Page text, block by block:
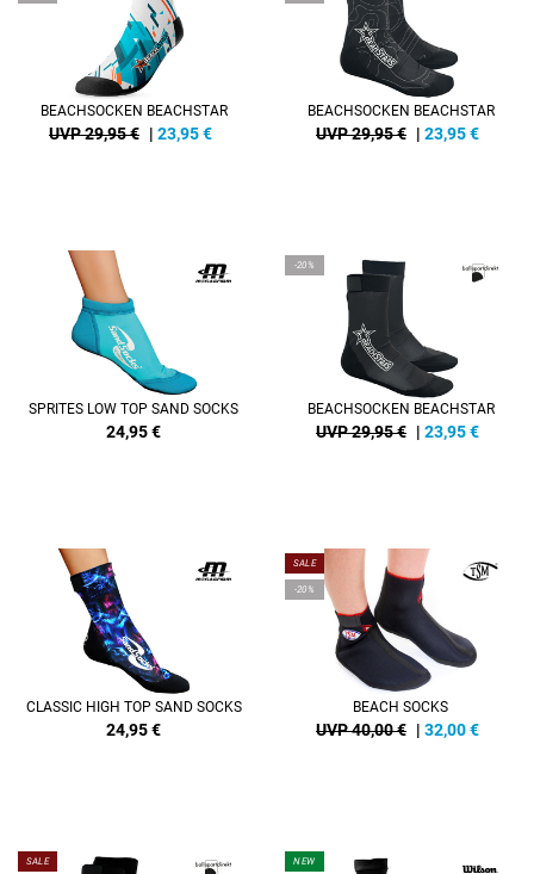
BEACHSOCKEN BEACHSTAR
UVP 29,95 € | 23,95€
BEACHSOCKEN BEACHSTAR
UVP 29,95 € | 23,95€
SPRITES LOW TOP SAND SOCKS
24,95€
-20%
BEACHSOCKEN BEACHSTAR
UVP 29,95 € | 23,95€
CLASSIC HIGH TOP SAND SOCKS
24,95€
SALE
-20%
BEACH SOCKS
UVP 40,00 € | 32,00€
SALE NEW